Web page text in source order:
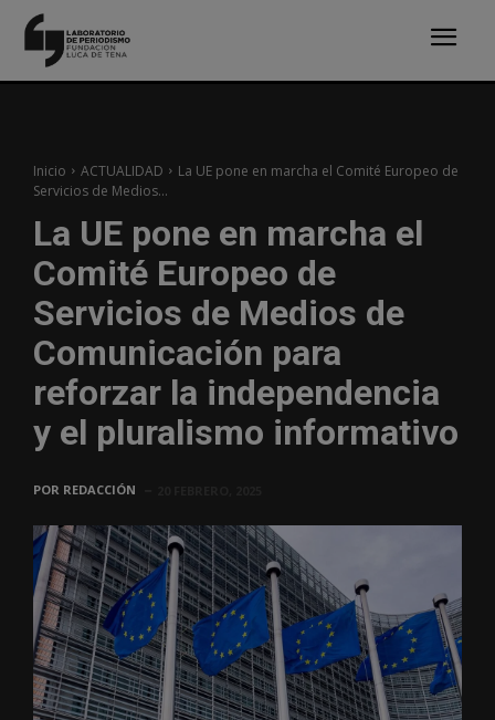
Inicio ACTUALIDAD
La UE pone en marcha el Comité Europeo de
Servicios de Medios...
La UE pone en marcha el
Comité Europeo de
Servicios de Medios de
Comunicación para
reforzar la independencia
y el pluralismo informativo
POR REDACCIÓN